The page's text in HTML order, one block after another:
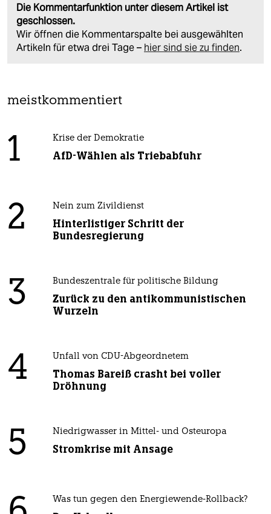
Die Kommentarfunktion unter diesem Artikel ist
geschlossen.
Wir öffnen die Kommentarspalte bei ausgewählten
Artikeln für etwa drei Tage – hier sind sie zu finden.
meistkommentiert
1 Krise der Demokratie
AfD-Wählen als Triebabfuhr
2 Nein zum Zivildienst
Hinterlistiger Schritt der
Bundesregierung
3 Bundeszentrale für politische Bildung
Zurück zu den antikommunistischen
Wurzeln
4 Unfall von CDU-Abgeordnetem
Thomas Bareiß crasht bei voller
Dröhnung
5 Niedrigwasser in Mittel- und Osteuropa
Stromkrise mit Ansage
Was tun gegen den Energiewende-Rollback?